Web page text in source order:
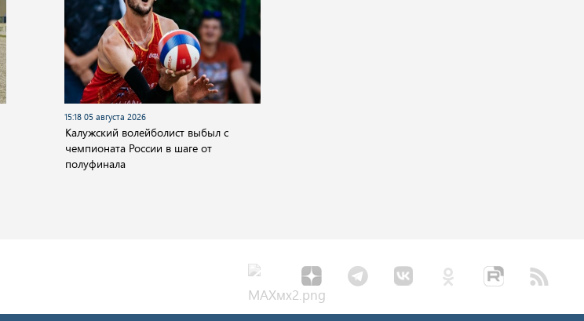
15:18 05 августа 2026
Калужский волейболист выбыл с
чемпионата России в шаге от
полуфинала